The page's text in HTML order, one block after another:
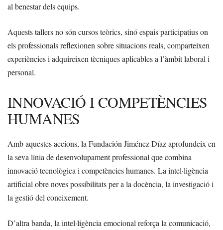
al benestar dels equips.
Aquests tallers no són cursos teòrics, sinó espais participatius on
els professionals reflexionen sobre situacions reals, comparteixen
experiències i adquireixen tècniques aplicables a l’àmbit laboral i
personal.
INNOVACIÓ I COMPETÈNCIES
HUMANES
Amb aquestes accions, la Fundación Jiménez Díaz aprofundeix en
la seva línia de desenvolupament professional que combina
innovació tecnològica i competències humanes. La intel·ligència
artificial obre noves possibilitats per a la docència, la investigació i
la gestió del coneixement.
D’altra banda, la intel·ligència emocional reforça la comunicació,